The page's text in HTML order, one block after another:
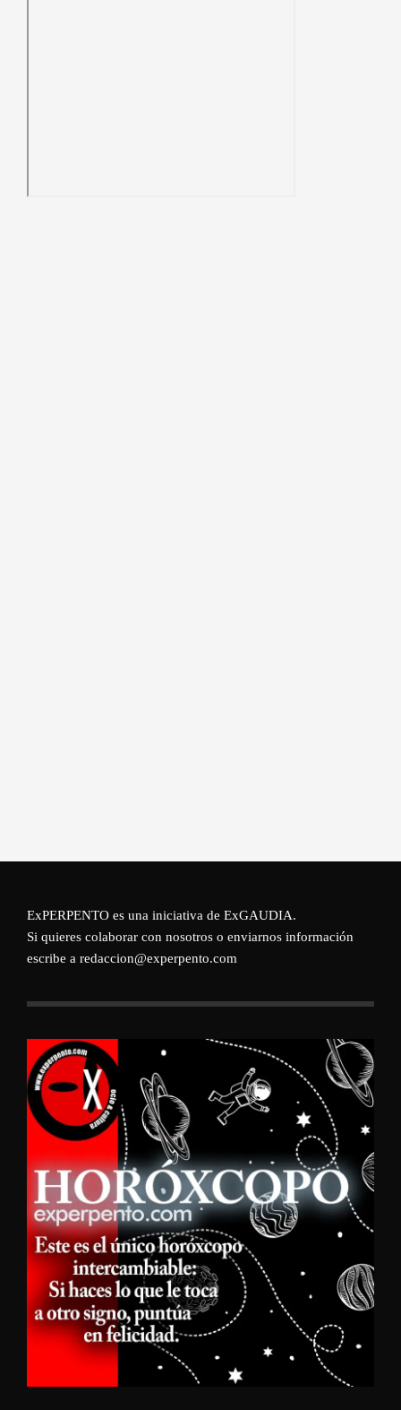
ExPERPENTO es una iniciativa de ExGAUDIA.
Si quieres colaborar con nosotros o enviarnos información
escribe a redaccion@experpento.com